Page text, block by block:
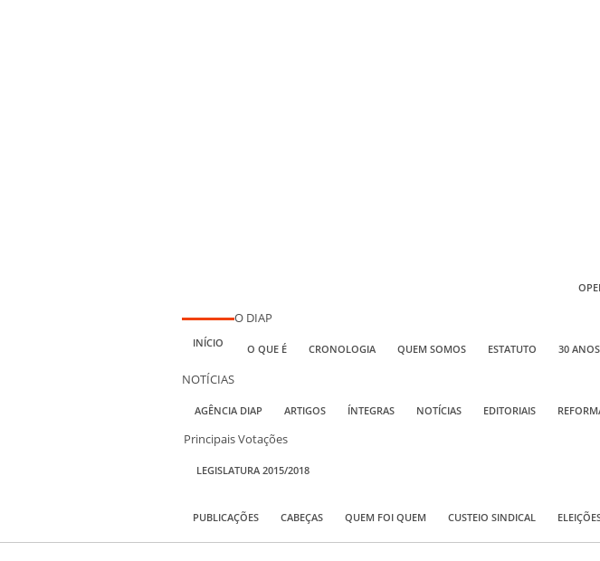
INÍCIO
O DIAP
O QUE É CRONOLOGIA QUEM SOMOS ESTATUTO 30
NOTÍCIAS
AGÊNCIA DIAP ARTIGOS ÍNTEGRAS NOTÍCIAS EDITORIAIS
Principais Votações
LEGISLATURA 2015/2018
PUBLICAÇÕES CABEÇAS QUEM FOI QUEM CUSTEIO SINDICAL